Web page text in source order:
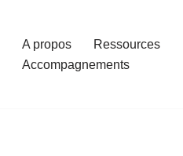
A propos Ressources
Accompagnements